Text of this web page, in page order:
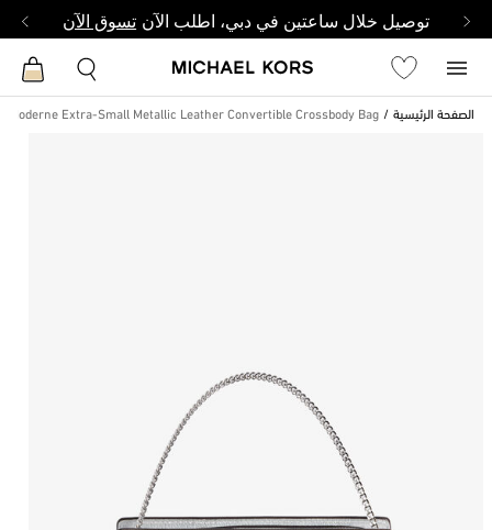
توصيل خلال ساعتين في دبي، اطلب الآن تسوق الآن
الصفحة الرئيسية Moderne Extra-Small Metallic Leather Convertible Crossbody Bag